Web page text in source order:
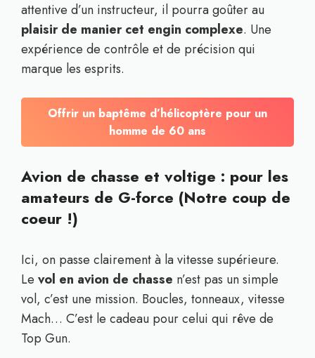
attentive d’un instructeur, il pourra goûter au
plaisir de manier cet engin complexe. Une
expérience de contrôle et de précision qui
marque les esprits.
Offrir un baptême d’hélicoptère pour un
homme de 60 ans
Avion de chasse et voltige : pour les
amateurs de G-force (Notre coup de
coeur !)
Ici, on passe clairement à la vitesse supérieure.
Le vol en avion de chasse n’est pas un simple
vol, c’est une mission. Boucles, tonneaux, vitesse
Mach… C’est le cadeau pour celui qui rêve de
Top Gun.